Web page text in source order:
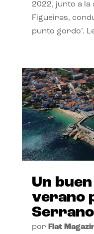
2022, junto a
Figueiras,
punto gordo’.
Un
verano
Serrano
por Flat